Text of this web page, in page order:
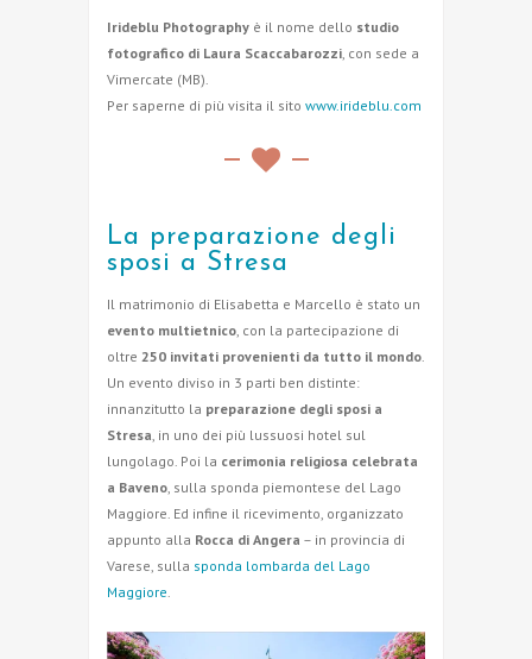
Irideblu Photography è il nome dello studio
fotografico di Laura Scaccabarozzi, con sede a
Vimercate (MB).
Per saperne di più visita il sito www.irideblu.com
La preparazione degli
sposi a Stresa
Il matrimonio di Elisabetta e Marcello è stato un
evento multietnico, con la partecipazione di
oltre 250 invitati provenienti da tutto il mondo.
Un evento diviso in 3 parti ben distinte:
innanzitutto la preparazione degli sposi a
Stresa, in uno dei più lussuosi hotel sul
lungolago. Poi la cerimonia religiosa celebrata
a Baveno, sulla sponda piemontese del Lago
Maggiore. Ed infine il ricevimento, organizzato
appunto alla Rocca di Angera – in provincia di
Varese, sulla sponda lombarda del Lago
Maggiore.